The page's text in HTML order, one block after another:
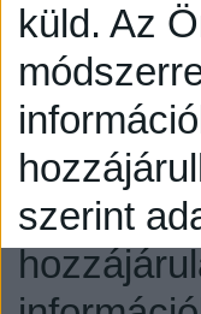
küld. Az
szerint